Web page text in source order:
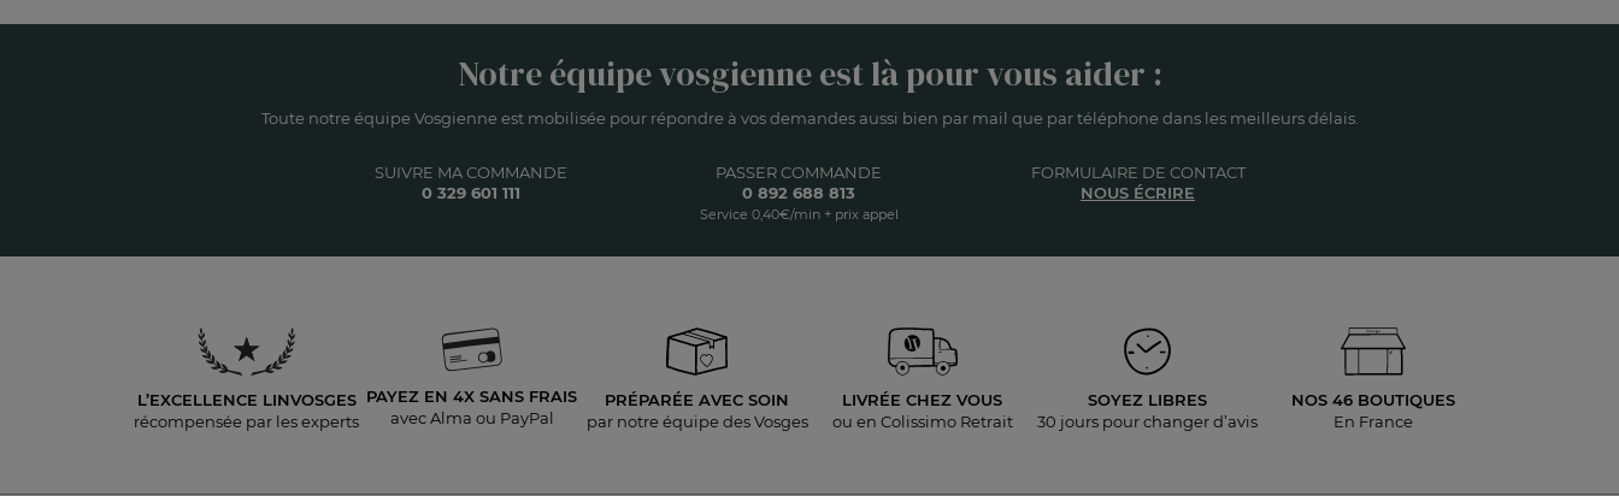
Notre équipe vosgienne est là pour vous aider :
Toute notre équipe Vosgienne est mobilisée pour répondre à vos demandes aussi bien par mail que par téléphone dans les meilleurs délais.
SUIVRE MA COMMANDE
0 329 601 111
PASSER COMMANDE
0 892 688 813
Service 0,40€/min + prix appel
FORMULAIRE DE CONTACT
NOUS ÉCRIRE
L’EXCELLENCE LINVOSGES
récompensée par les experts
PAYEZ EN 4X SANS FRAIS
avec Alma ou PayPal
PRÉPARÉE AVEC SOIN
par notre équipe des Vosges
LIVRÉE CHEZ VOUS
ou en Colissimo Retrait
SOYEZ LIBRES
30 jours pourchanger d’avis
NOS 46 BOUTIQUES
En France